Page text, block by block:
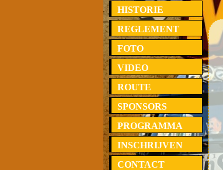
HISTORIE
REGLEMENT
FOTO
VIDEO
ROUTE
SPONSORS
PROGRAMMA
INSCHRIJVEN
CONTACT